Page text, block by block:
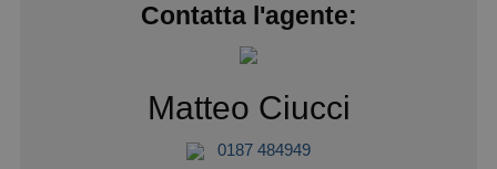
Contatta l'agente:
Matteo Ciucci
0187 484949